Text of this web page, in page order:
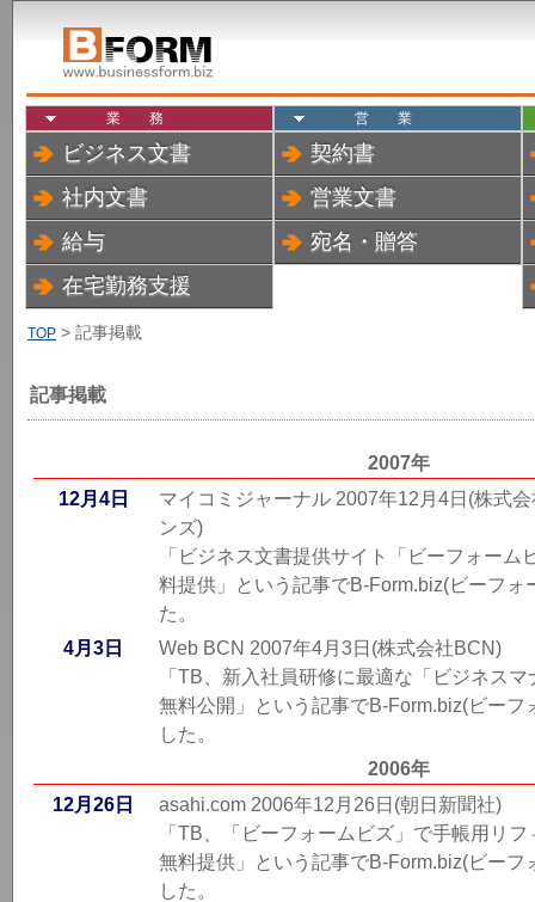
業務
ビジネス文書
社内文書
給与
在宅勤務支援
営業
契約書
営業文書
宛名・贈答
TOP > 記事掲載
記事掲載
2007年
12月4日
マイコミジャーナル 2007年12月4日(株式
ンズ)
「ビジネス文書提供サイト「ビーフォーム
料提供」という記事でB-Form.biz(ビーフォ
た。
4月3日
Web BCN 2007年4月3日(株式会社BCN)
「TB、新入社員研修に最適な「ビジネス
無料公開」という記事でB-Form.biz(ビーフ
した。
2006年
12月26日
asahi.com 2006年12月26日(朝日新聞社)
「TB、「ビーフォームビズ」で手帳用リ
無料提供」という記事でB-Form.biz(ビーフ
した。